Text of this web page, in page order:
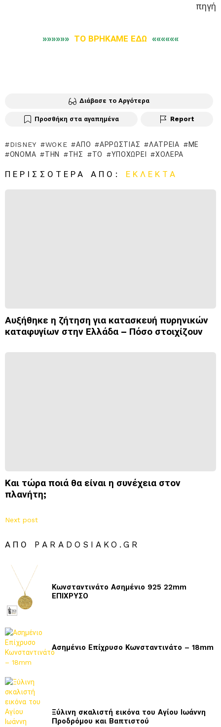
πηγή
»»»»»» ΤΟ ΒΡΗΚΑΜΕ ΕΔΩ ««««««
Διάβασε το Αργότερα
Προσθήκη στα αγαπημένα Report
DISNEY WOKE ΑΠΌ ΑΡΡΏΣΤΙΑΣ ΛΑΤΡΕΊΑ
ΜΕ
ΌΝΟΜΑ
ΤΗΝ ΤΗΣ ΤΟ ΥΠΟΧΩΡΕΊ ΧΟΛΈΡΑ
ΠΕΡΙΣΣΌΤΕΡΑ ΑΠΌ: ΕΚΛΕΚΤΆ
Αυξήθηκε η ζήτηση για κατασκευή πυρηνικών
καταφυγίων στην Ελλάδα – Πόσο στοιχίζουν
Και τώρα ποιά θα είναι η συνέχεια στον
πλανήτη;
Next post
ΑΠΌ PARADOSIAKO.GR
Κωνσταντινάτο Ασημένιο 925 22mm
ΕΠΙΧΡΥΣΟ
Ασημένιο Επίχρυσο Κωνσταντινάτο – 18mm
Ξύλινη σκαλιστή εικόνα του Αγίου Ιωάννη
Προδρόμου και Βαπτιστού